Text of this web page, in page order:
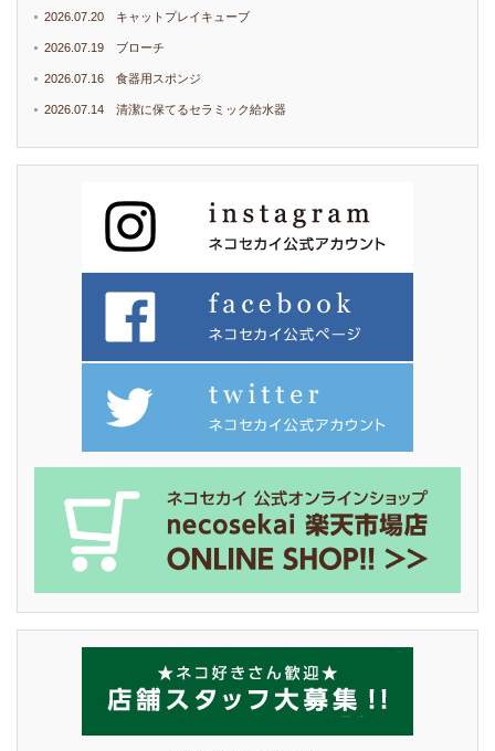
2026.07.20 キャットプレイキューブ
2026.07.19 ブローチ
2026.07.16 食器用スポンジ
2026.07.14 清潔に保てるセラミック給水器